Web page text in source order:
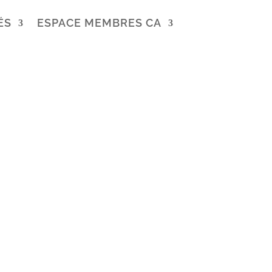
ESPACE MEMBRES CA